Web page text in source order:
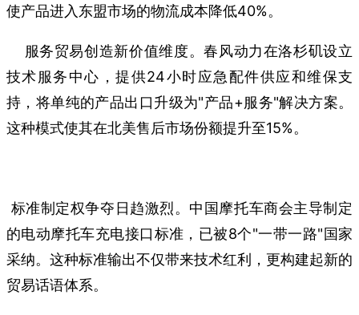
使产品进入东盟市场的物流成本降低40%。
服务贸易创造新价值维度。春风动力在洛杉矶设立
技术服务中心，提供24小时应急配件供应和维保支
持，将单纯的产品出口升级为"产品+服务"解决方案。
这种模式使其在北美售后市场份额提升至15%。
标准制定权争夺日趋激烈。中国摩托车商会主导制定
的电动摩托车充电接口标准，已被8个"一带一路"国家
采纳。这种标准输出不仅带来技术红利，更构建起新的
贸易话语体系。